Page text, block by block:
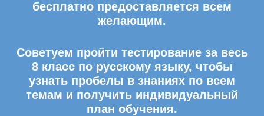
бесплатно предоставляется всем
желающим.
Советуем пройти тестирование за весь
8 класс по русскому языку, чтобы
узнать пробелы в знаниях по всем
темам и получить индивидуальный
план обучения.